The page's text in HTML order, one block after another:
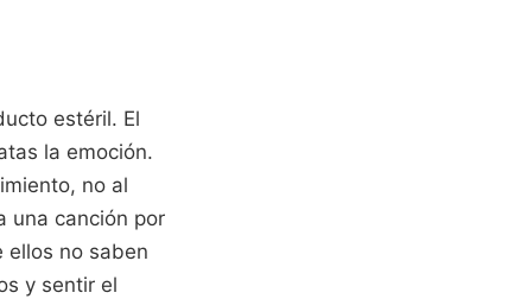
estéril. El
la emoción.
no al
una canción por
ellos no saben
y sentir el